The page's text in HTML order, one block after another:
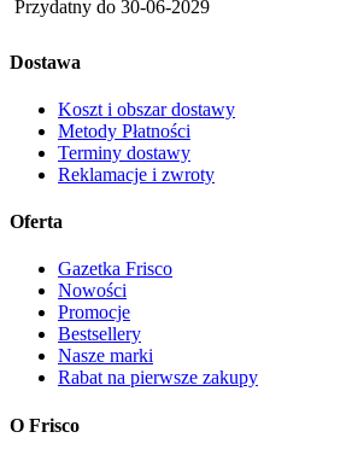
Przydatny do 30-06-2029
Dostawa
Koszt i obszar dostawy
Metody Płatności
Terminy dostawy
Reklamacje i zwroty
Oferta
Gazetka Frisco
Nowości
Promocje
Bestsellery
Nasze marki
Rabat na pierwsze zakupy
O Frisco